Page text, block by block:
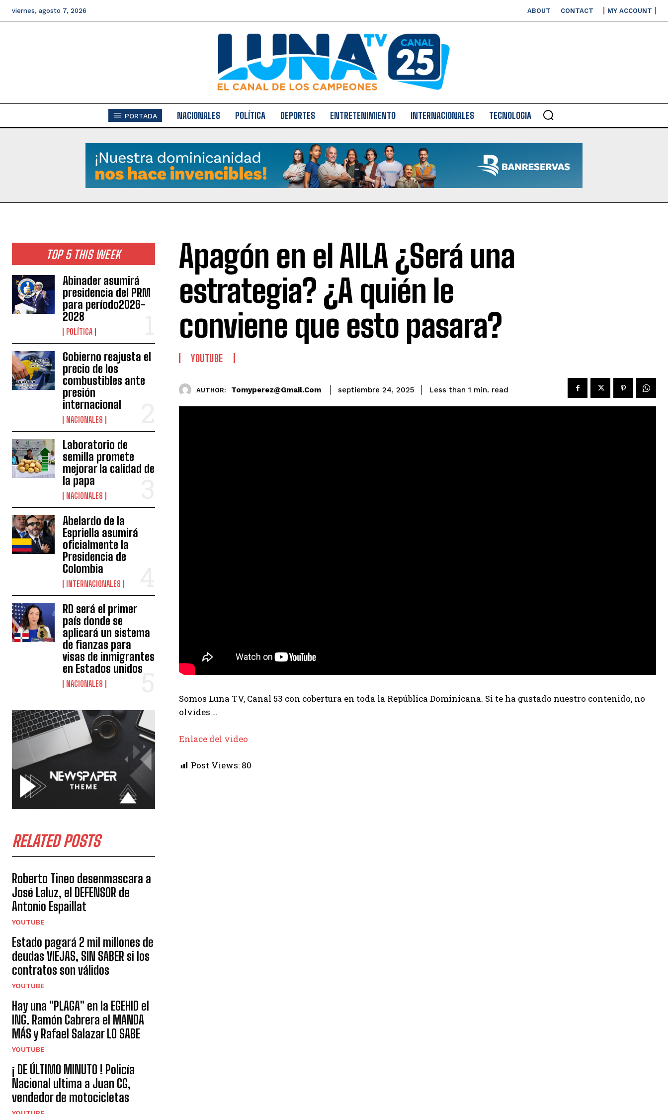
viernes, agosto 7, 2026 ABOUT CONTACT MY ACCOUNT
PORTADA NACIONALES POLÍTICA DEPORTES ENTRETENIMIENTO INTERNACIONALES TECNOLOGIA
TOP 5 THIS WEEK
Abinader asumirá
presidencia del PRM
para período2026-
2028
POLÍTICA
Gobierno reajusta el
precio de los
combustibles ante
presión
internacional
NACIONALES
Laboratorio de
semilla promete
mejorar la calidad de
la papa
NACIONALES
Abelardo de la
Espriella asumirá
oficialmente la
Presidencia de
Colombia
INTERNACIONALES
RD será el primer
país donde se
aplicará un sistema
de fianzas para
visas de inmigrantes
en Estados unidos
NACIONALES
RELATED POSTS
Roberto Tineo desenmascara a
José Laluz, el DEFENSOR de
Antonio Espaillat
YOUTUBE
Estado pagará 2 mil millones de
deudas VIEJAS, SIN SABER si los
contratos son válidos
YOUTUBE
Hay una "PLAGA" en la EGEHID el
ING. Ramón Cabrera el MANDA
MÁS y Rafael Salazar LO SABE
YOUTUBE
¡ DE ÚLTIMO MINUTO ! Policía
Nacional ultima a Juan CG,
vendedor de motocicletas
Apagón en el AILA ¿Será una
estrategia? ¿A quién le
conviene que esto pasara?
YOUTUBE
AUTHOR: Tomyperez@gmail.com septiembre 24, 2025 Less than 1 min. read
Somos Luna TV, Canal 53 con cobertura en toda la República Dominicana. Si te ha gustado nuestro contenido, no
olvides …
Enlace del video
Post Views: 80